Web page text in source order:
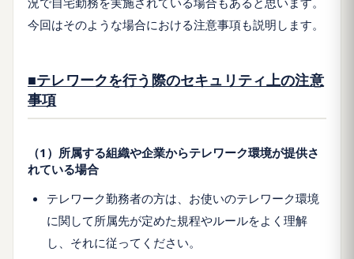
今回はそのような場合における注意事項も説明します。
■テレワークを行う際のセキュリティ上の注意
事項
（1）所属する組織や企業からテレワーク環境が提供さ
れている場合
テレワーク勤務者の方は、お使いのテレワーク環境
に関して所属先が定めた規程やルールをよく理解
し、それに従ってください。